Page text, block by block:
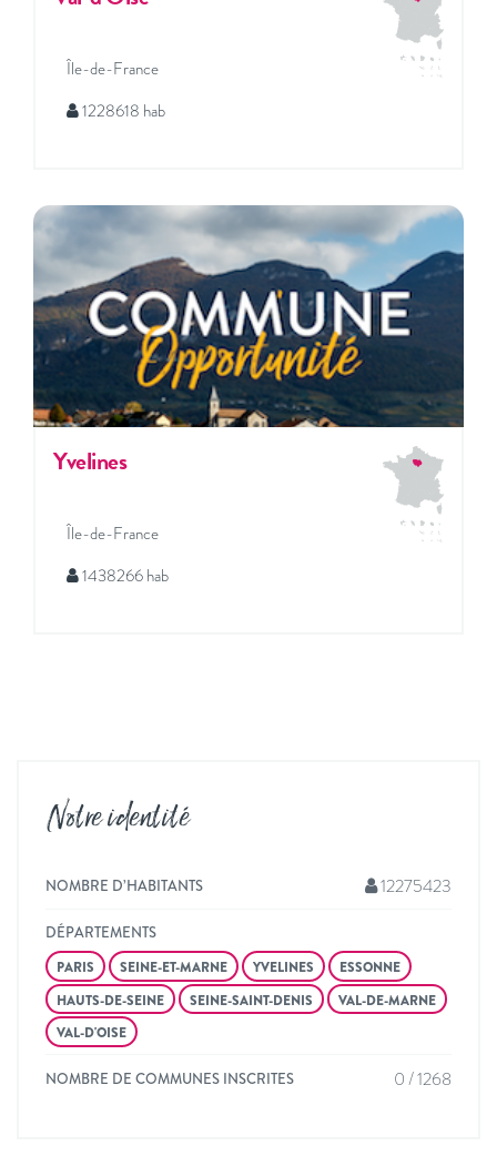
Île-de-France
1228618 hab
Yvelines
Île-de-France
1438266 hab
Notre identité
NOMBRE D’HABITANTS 12275423
DÉPARTEMENTS
PARIS SEINE-ET-MARNE YVELINES
ESSONNE
HAUTS-DE-SEINE
SEINE-SAINT-DENIS
VAL-DE-MARNE
VAL-D'OISE
NOMBRE DE COMMUNES INSCRITES 0 / 1268